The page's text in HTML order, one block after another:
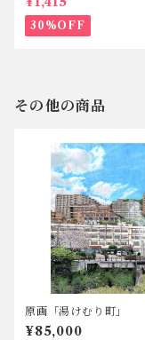
30%OFF
その他の商品
原画「湯けむり町」
¥85,000